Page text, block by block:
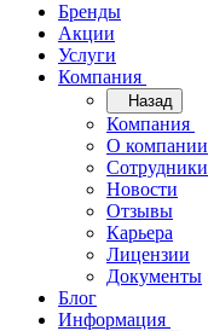
Бренды
Акции
Услуги
Компания
Назад
Компания
О компании
Сотрудники
Новости
Отзывы
Карьера
Лицензии
Документы
Блог
Информация